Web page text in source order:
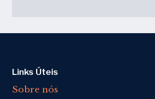
Links Úteis
Sobre nós